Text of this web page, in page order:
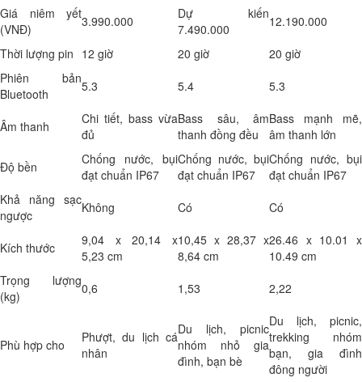
Giá niêm yết
(VNĐ)
3.990.000
Dự kiến
7.490.000
12.190.000
Thời lượng pin 12 giờ 20 giờ
20 giờ
Phiên bản
Bluetooth
5.3 5.4 5.3
Âm thanh
Chi tiết, bass vừa
đủ
Bass sâu, âm
thanh đồng đều
Bass mạnh mẽ,
âm thanh lớn
Độ bền
Chống nước, bụi
đạt chuẩn IP67
Chống nước, bụi
đạt chuẩn IP67
Chống nước, bụi
đạt chuẩn IP67
Khả năng sạc
ngược
Không Có Có
Kích thước
9,04 x 20,14 x
5,23 cm
10,45 x 28,37 x
8,64 cm
26.46 x 10.01 x
10.49 cm
Trọng lượng
(kg)
0,6 1,53 2,22
Phù hợp cho
Phượt, du lịch cá
nhân
Du lịch, picnic
nhóm nhỏ gia
đình, bạn bè
Du lịch, picnic,
trekking nhóm
bạn, gia đình
đông người